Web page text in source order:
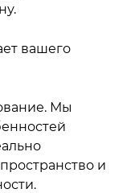
вашего
Мы
и